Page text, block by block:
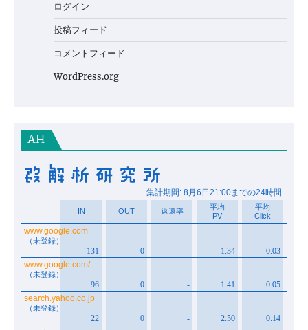
ログイン
投稿フィード
コメントフィード
WordPress.org
AH